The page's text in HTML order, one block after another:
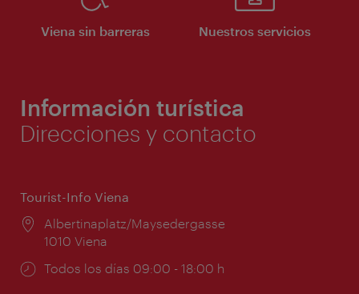
Viena sin barreras Nuestros servicios
Información turística
Direcciones y contacto
Tourist-Info Viena
Lugar:
Albertinaplatz/Maysedergasse
1010 Viena
Horarios
Todos los días 09:00 - 18:00 h